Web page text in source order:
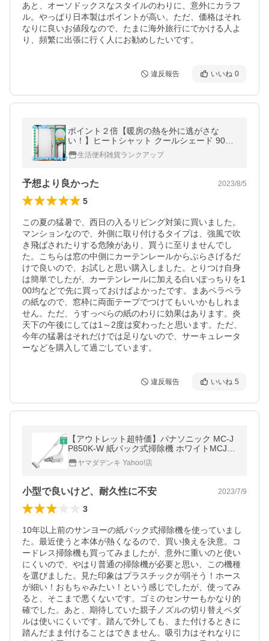
あと、オーソドックスなスタイルのわりに、意外にカラフ
ル。やっぱり日本製はポイントが高い。ただ、価格はそれ
なりに良いお値段なので、たまに海外旅行にでかける人よ
り、頻繁に出張に行く人にお勧めしたいです。
違反報告 いいね 0
ポイント２倍【暖房の熱を外に逃がさな
い！】ヒートシャット クールシェード 90x1
80cm カーテン デュポン 室内 冷暖房効率UP
遮熱 断熱 紫外線 省エネ 日本製
生活便利雑貨ランクアップ
予想より良かった 2023/8/5
5
この夏の猛暑で、西日の入るリビング対策に買いました。
マンションなので、外側に取り付けるタイプは、強風で吹
き飛ばされたりする危険があり、買うに至りませんでし
た。こちらは窓の中側にカーテンレールからぶらさげるだ
けで良いので、お試しと思い購入しました。とりつけ自身
は簡単でしたが、カーテンレールに加える白いぽっちりを1
00均などで先に買っておけばよかったです。まあペラペラ
の紙なので、窓枠に両面テープでつけてもいいかもしれま
せん。ただ、うすっぺらの紙のわりに効果はあります。炎
天下の午後にしては1～2度は変わったと思います。ただ、
今年の猛暑はそれだけでは足りないので、サーキュレータ
ーなどを購入して過ごしています。
違反報告 いいね 5
【アウトレット超特価】パナソニック MC-J
P850K-W 紙パック式掃除機 ホワイトMCJP8
50KWヤマダデンキ Yahoo!店
小型で良いけど、耐久性に不安 2023/7/9
3
10年以上前のサンヨーの紙パック式掃除機を使っていまし
た。最近使うと本体が熱くなるので、買い換えを決意。コ
ードレス掃除機も買ってみましたが、意外に重いのと使い
にくいので、やはり普通の掃除機が必要と思い、この機種
を選びました。見た印象はプラスチックが弱そう！ホース
が細い！おもちゃみたい！という感じでしたが、使ってみ
ると、そこまで悪くないです。ゴミのセンサーもかなり的
確でした。あと、期待していた親子ノズルの切り替えペダ
ルは使いにくいです。踏んで外しても、また付けるときに
踏んだまま付けることはできません。吸引力はそれなりに